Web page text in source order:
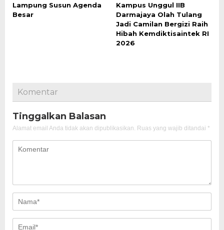
Lampung Susun Agenda
Besar
Kampus Unggul IIB
Darmajaya Olah Tulang
Jadi Camilan Bergizi Raih
Hibah Kemdiktisaintek RI
2026
Komentar
Tinggalkan Balasan
Alamat email Anda tidak akan dipublikasikan. Ruas yang wajib ditandai *